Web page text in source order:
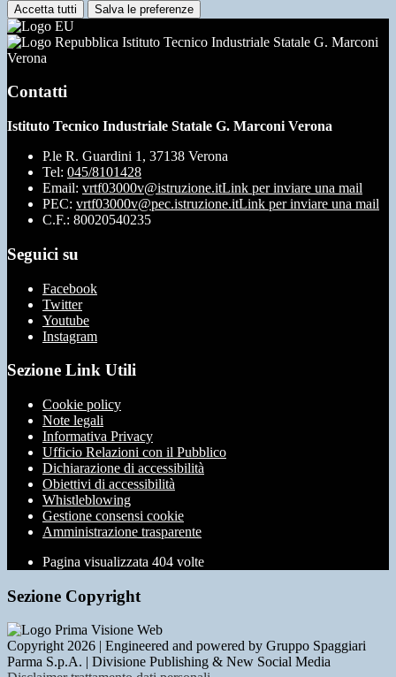
Accetta tutti Salva le preferenze
Istituto Tecnico Industriale Statale G. Marconi
Verona
Contatti
Istituto Tecnico Industriale Statale G. Marconi Verona
P.le R. Guardini 1, 37138 Verona
Tel: 045/8101428
Email: vrtf03000v@istruzione.itLink per inviare una mail
PEC: vrtf03000v@pec.istruzione.itLink per inviare una mail
C.F.: 80020540235
Seguici su
Facebook
Twitter
Youtube
Instagram
Sezione Link Utili
Cookie policy
Note legali
Informativa Privacy
Ufficio Relazioni con il Pubblico
Dichiarazione di accessibilità
Obiettivi di accessibilità
Whistleblowing
Gestione consensi cookie
Amministrazione trasparente
Pagina visualizzata 404 volte
Sezione Copyright
Copyright 2026 | Engineered and powered by Gruppo Spaggiari
Parma S.p.A. | Divisione Publishing & New Social Media